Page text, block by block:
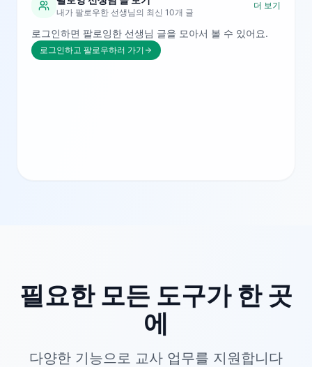
내가 팔로우한 선생님의 최신 10개 글
더 보기
로그인하면 팔로잉한 선생님 글을 모아서 볼 수 있어요.
로그인하고 팔로우하러 가기
필요한 모든 도구가 한 곳
에
다양한 기능으로 교사 업무를 지원합니다